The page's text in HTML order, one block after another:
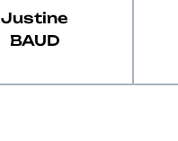
Justine
BAUD